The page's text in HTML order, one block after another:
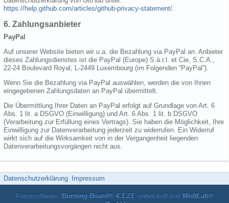
https://help.github.com/articles/github-privacy-statement/
6. Zahlungsanbieter
PayPal
Auf unserer Website bieten wir u.a. die Bezahlung via PayPal an. Anbieter
dieses Zahlungsdienstes ist die PayPal (Europe) S.à.r.l. et Cie, S.C.A.,
22-24 Boulevard Royal, L-2449 Luxembourg (im Folgenden “PayPal”).
Wenn Sie die Bezahlung via PayPal auswählen, werden die von Ihnen
eingegebenen Zahlungsdaten an PayPal übermittelt.
Die Übermittlung Ihrer Daten an PayPal erfolgt auf Grundlage von Art. 6
Abs. 1 lit. a DSGVO (Einwilligung) und Art. 6 Abs. 1 lit. b DSGVO
(Verarbeitung zur Erfüllung eines Vertrags). Sie haben die Möglichkeit, Ihre
Einwilligung zur Datenverarbeitung jederzeit zu widerrufen. Ein Widerruf
wirkt sich auf die Wirksamkeit von in der Vergangenheit liegenden
Datenverarbeitungsvorgängen nicht aus.
Datenschutzerklärung Impressum
Forensoftware: Burning Board® 4.1.21, entwickelt von WoltLab®